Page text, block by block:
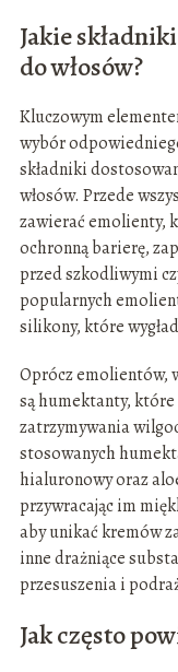
Jakie
do włosów?
Kluczowym
wybór
składniki
włosów. Przede
zawierać emolienty,
ochronną barierę,
przed szkodliwymi
popularnych
silikony, które
Oprócz emolientów,
są humektanty, które
zatrzymywania
stosowanych
hialuronowy oraz
przywracając im
aby unikać kremów
inne drażniące
przesuszenia i
Jak często